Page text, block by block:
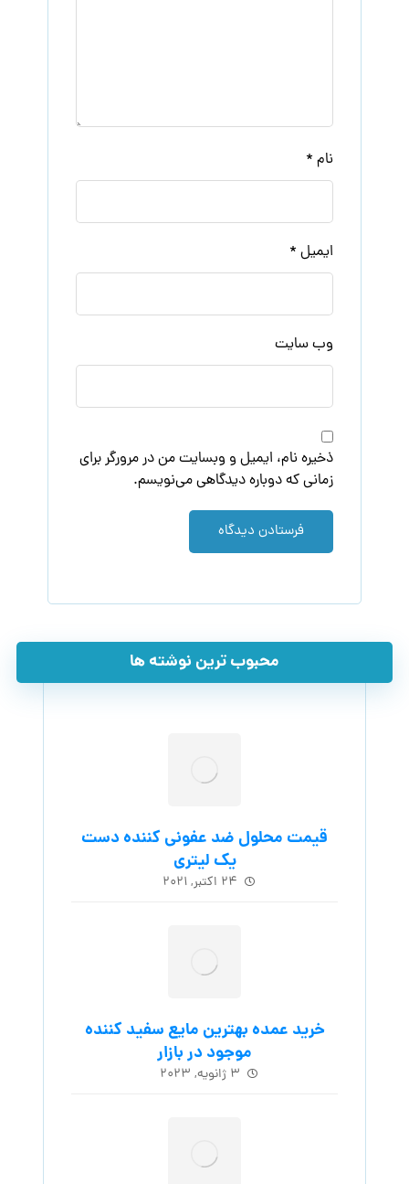
نام *
ایمیل *
وب‌ سایت
ذخیره نام، ایمیل و وبسایت من در مرورگر برای
زمانی که دوباره دیدگاهی می‌نویسم.
فرستادن دیدگاه
محبوب ترین نوشته ها
قیمت محلول ضد عفونی کننده دست
یک لیتری
۲۴ اکتبر, ۲۰۲۱
خرید عمده بهترین مایع سفید کننده
موجود در بازار
۳ ژانویه, ۲۰۲۳